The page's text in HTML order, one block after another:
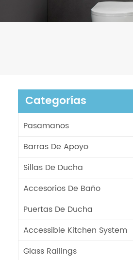
Categorías
Pasamanos
Barras De Apoyo
Sillas De Ducha
Accesorios De Baño
Puertas De Ducha
Accessible Kitchen System
Glass Railings